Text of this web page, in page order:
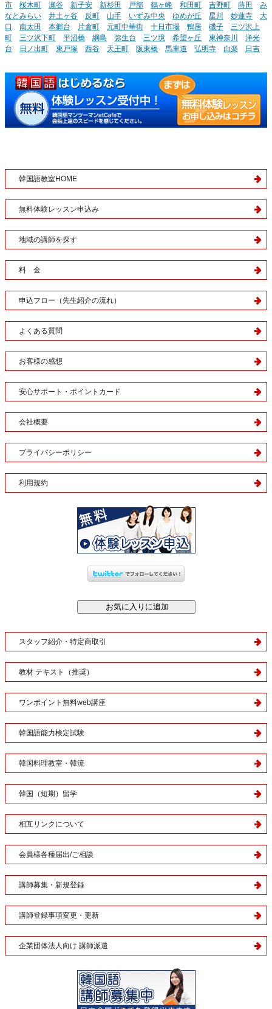
市
桜木町 瀬谷 新子安 新杉田 戸部 鶴ヶ峰 和田町 吉野町 蒔田
み
なとみらい
井土ヶ谷 反町 山手 いずみ中央 ゆめが丘 星川 妙蓮寺
大
口
南太田 本郷台 片倉町 元町中華街 十日市場 鴨居 磯子
三ツ沢上
町
三ツ沢下町 平沼橋 綱島 弥生台 三ツ境 希望ヶ丘 東神奈川
洋光
台
日ノ出町 東戸塚 西谷 天王町 阪東橋 馬車道 弘明寺 白楽 日吉
韓国語教室HOME
無料体験レッスン申込み
地域の講師を探す
料 金
申込フロー（先生紹介の流れ）
よくある質問
お客様の感想
安心サポート・ポイントカード
会社概要
プライバシーポリシー
利用規約
スタッフ紹介・特定商取引
教材 テキスト（推奨）
ワンポイント無料web講座
韓国語能力検定試験
韓国料理教室・韓流
韓国（短期）留学
相互リンクについて
会員様各種届出/ご相談
講師募集・新規登録
講師登録事項変更・更新
企業団体法人向け 講師派遣